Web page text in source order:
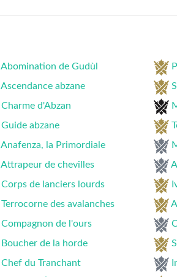
Abomination de Gudùl
Ascendance abzane
Charme d'Abzan
Guide abzane
Anafenza, la Primordiale
Attrapeur de chevilles
Corps de lanciers lourds
Terrocorne des avalanches
Compagnon de l'ours
Boucher de la horde
Chef du Tranchant